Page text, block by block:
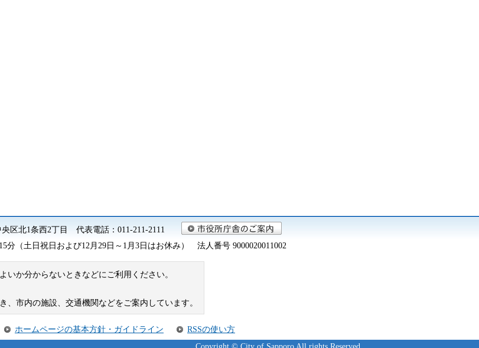
央区北1条西2丁目 代表電話：011-211-2111
分（土日祝日および12月29日～1月3日はお休み） 法人番号 9000020011002
いか分からないときなどにご利用ください。
、市内の施設、交通機関などをご案内しています。
ホームページの基本方針・ガイドライン
RSSの使い方
Copyright © City of Sapporo All rights Reserved.